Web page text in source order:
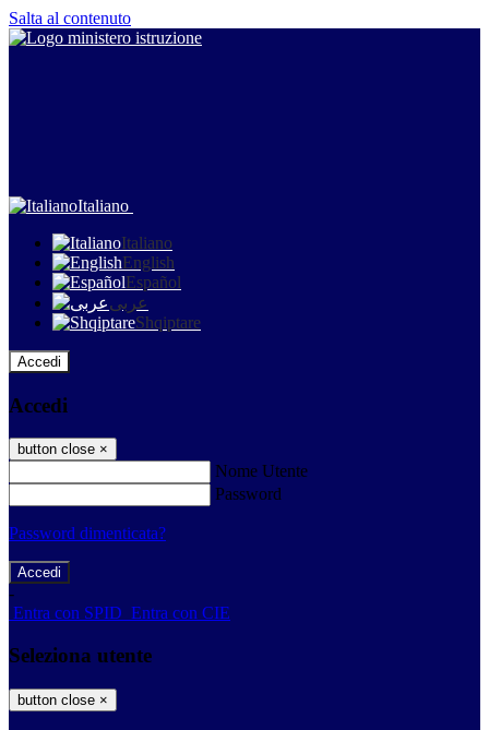
Salta al contenuto
Italiano
Italiano
English
Español
عربى
Shqiptare
Accedi
Accedi
button close ×
Nome Utente
Password
Password dimenticata?
-
Entra con SPID Entra con CIE
Seleziona utente
button close ×